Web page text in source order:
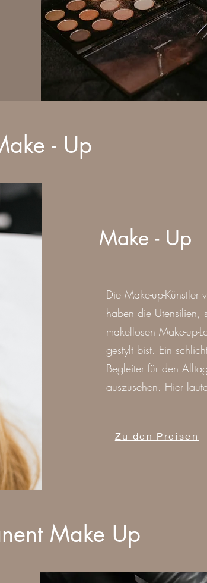
- Up
Make - Up
Die Make-up-Künstler
haben die Utensilien,
makellosen Make-up-
gestylt bist. Ein
Begleiter für den
auszusehen. Hier
Zu den Preisen
Make Up